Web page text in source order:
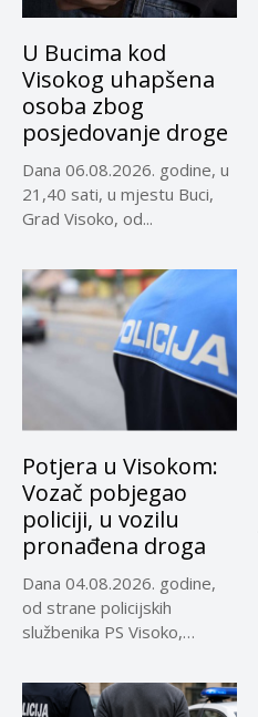
U Bucima kod
Visokog uhapšena
osoba zbog
posjedovanje droge
Dana 06.08.2026. godine, u
21,40 sati, u mjestu Buci,
Grad Visoko, od...
Potjera u Visokom:
Vozač pobjegao
policiji, u vozilu
pronađena droga
Dana 04.08.2026. godine,
od strane policijskih
službenika PS Visoko,